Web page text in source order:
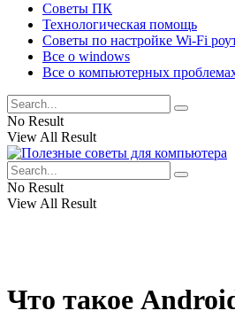
Советы ПК
Технологическая помощь
Советы по настройке Wi-Fi
Все о windows
Все о компьютерных
No Result
View All Result
No Result
View All Result
Что такое